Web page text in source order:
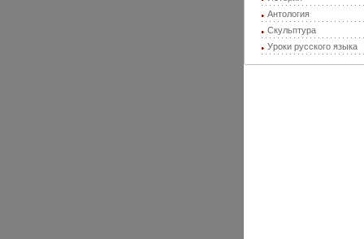
Антология
Скульптура
Уроки русского языка